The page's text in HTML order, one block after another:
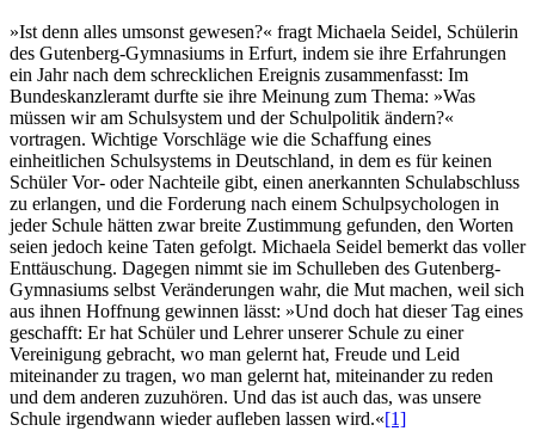
»Ist denn alles umsonst gewesen?« fragt Michaela Seidel, Schülerin
des Gutenberg-Gymnasiums in Erfurt, indem sie ihre Erfahrungen
ein Jahr nach dem schrecklichen Ereignis zusammenfasst: Im
Bundeskanzleramt durfte sie ihre Meinung zum Thema: »Was
müssen wir am Schulsystem und der Schulpolitik ändern?«
vortragen. Wichtige Vorschläge wie die Schaffung eines
einheitlichen Schulsystems in Deutschland, in dem es für keinen
Schüler Vor- oder Nachteile gibt, einen anerkannten Schulabschluss
zu erlangen, und die Forderung nach einem Schulpsychologen in
jeder Schule hätten zwar breite Zustimmung gefunden, den Worten
seien jedoch keine Taten gefolgt. Michaela Seidel bemerkt das voller
Enttäuschung. Dagegen nimmt sie im Schulleben des Gutenberg-
Gymnasiums selbst Veränderungen wahr, die Mut machen, weil sich
aus ihnen Hoffnung gewinnen lässt: »Und doch hat dieser Tag eines
geschafft: Er hat Schüler und Lehrer unserer Schule zu einer
Vereinigung gebracht, wo man gelernt hat, Freude und Leid
miteinander zu tragen, wo man gelernt hat, miteinander zu reden
und dem anderen zuzuhören. Und das ist auch das, was unsere
Schule irgendwann wieder aufleben lassen wird.«[1]